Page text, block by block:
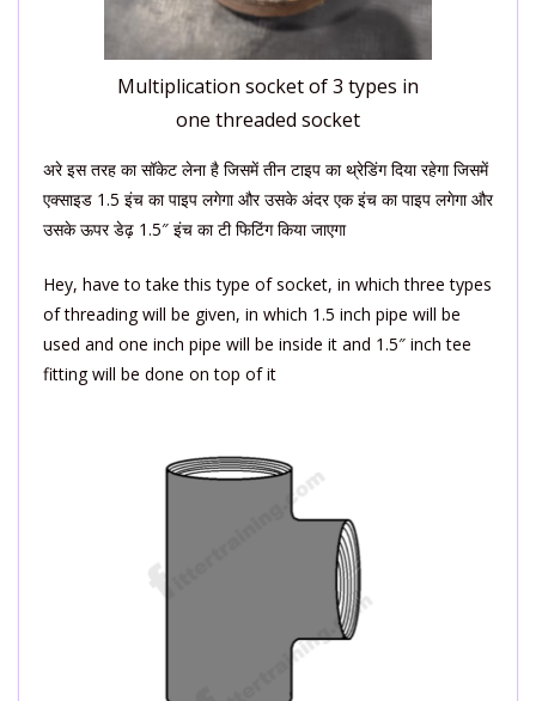
Multiplication socket of 3 types in
one threaded socket
अरे इस तरह का सॉकेट लेना है जिसमें तीन टाइप का थ्रेडिंग दिया रहेगा जिसमें
एक्साइड 1.5 इंच का पाइप लगेगा और उसके अंदर एक इंच का पाइप लगेगा और
उसके ऊपर डेढ़ 1.5″ इंच का टी फिटिंग किया जाएगा
Hey, have to take this type of socket, in which three types
of threading will be given, in which 1.5 inch pipe will be
used and one inch pipe will be inside it and 1.5″ inch tee
fitting will be done on top of it